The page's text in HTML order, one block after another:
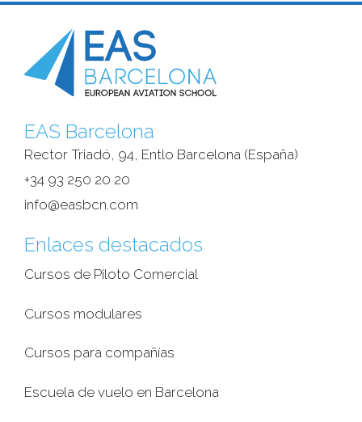
EAS Barcelona
Rector Triadó, 94, Entlo Barcelona (España)‎
+34 93 250 20 20
info@easbcn.com
Enlaces destacados
Cursos de Piloto Comercial
Cursos modulares
Cursos para compañías
Escuela de vuelo en Barcelona